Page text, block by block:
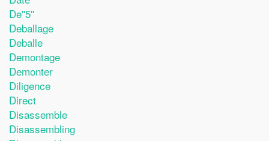
De''5''
Deballage
Deballe
Demontage
Demonter
Diligence
Direct
Disassemble
Disassembling